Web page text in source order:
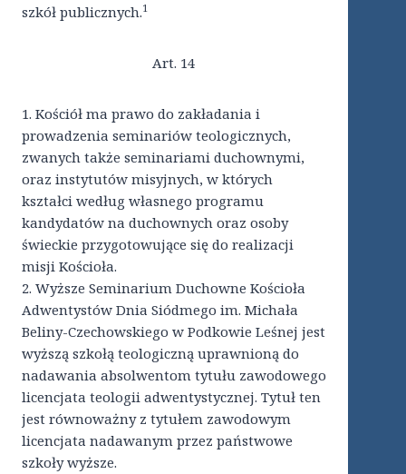
szkół publicznych.1
Art. 14
1. Kościół ma prawo do zakładania i
prowadzenia seminariów teologicznych,
zwanych także seminariami duchownymi,
oraz instytutów misyjnych, w których
kształci według własnego programu
kandydatów na duchownych oraz osoby
świeckie przygotowujące się do realizacji
misji Kościoła.
2. Wyższe Seminarium Duchowne Kościoła
Adwentystów Dnia Siódmego im. Michała
Beliny-Czechowskiego w Podkowie Leśnej jest
wyższą szkołą teologiczną uprawnioną do
nadawania absolwentom tytułu zawodowego
licencjata teologii adwentystycznej. Tytuł ten
jest równoważny z tytułem zawodowym
licencjata nadawanym przez państwowe
szkoły wyższe.